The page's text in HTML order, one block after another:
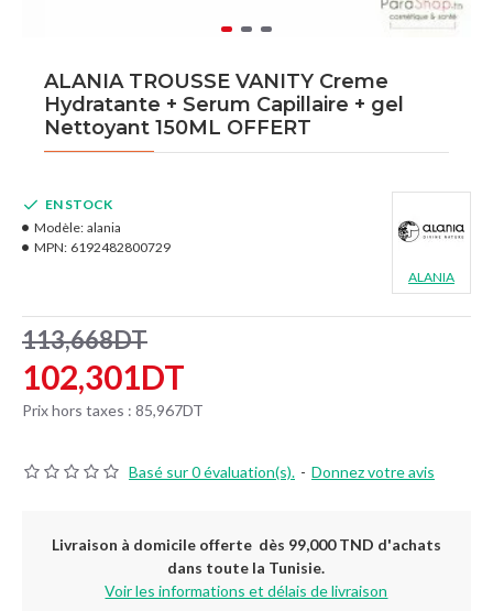
ALANIA TROUSSE VANITY Creme
Hydratante + Serum Capillaire + gel
Nettoyant 150ML OFFERT
Basé sur 0 évaluation(s). - Donnez votre avis
102,301DT
113,668DT
Prix hors taxes : 85,967DT
EN STOCK
Modèle: alania
MPN: 6192482800729
ALANIA
Livraison à domicile offerte dès 99,000 TND d'achats
dans toute la Tunisie.
Voir les informations et délais de livraison